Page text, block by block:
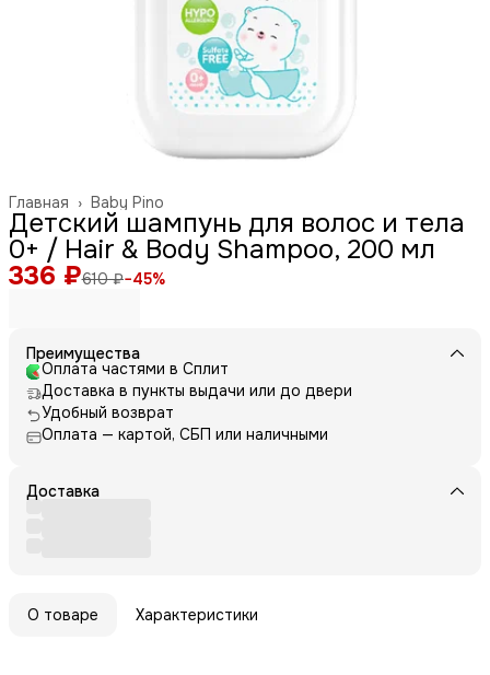
Baby Pino
Главная ›
Детский шампунь для волос и тела
0+ / Hair & Body Shampoo, 200 мл
336 ₽610 ₽−45%
Преимущества
Оплата частями в Сплит
Доставка в пункты выдачи или до двери
Удобный возврат
Оплата — картой, СБП или наличными
Доставка
О товаре Характеристики